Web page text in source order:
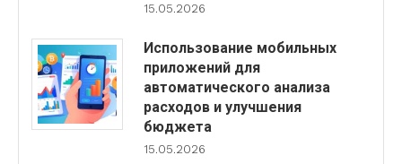
15.05.2026
Использование мобильных
приложений для
автоматического анализа
расходов и улучшения
бюджета
15.05.2026